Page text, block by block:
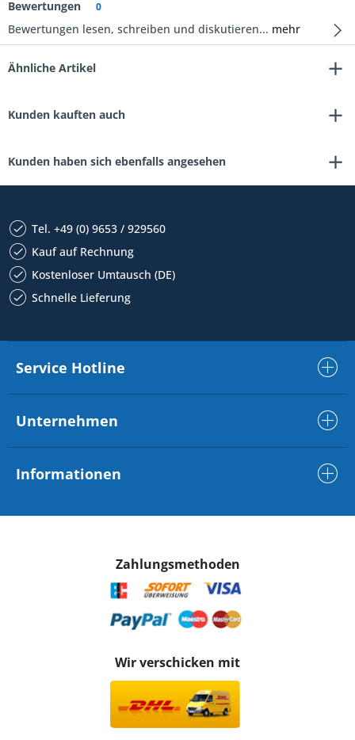
Bewertungen 0
Bewertungen lesen, schreiben und diskutieren... mehr
Ähnliche Artikel
Kunden kauften auch
Kunden haben sich ebenfalls angesehen
Tel. +49 (0) 9653 / 929560
Kauf auf Rechnung
Kostenloser Umtausch (DE)
Schnelle Lieferung
Service Hotline
Unternehmen
Informationen
Zahlungsmethoden
Wir verschicken mit